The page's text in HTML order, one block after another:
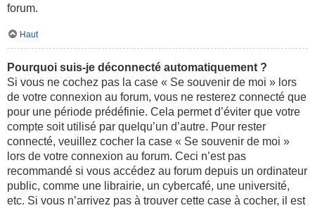
forum.
Haut
Pourquoi suis-je déconnecté automatiquement ?
Si vous ne cochez pas la case « Se souvenir de moi » lors
de votre connexion au forum, vous ne resterez connecté que
pour une période prédéfinie. Cela permet d’éviter que votre
compte soit utilisé par quelqu’un d’autre. Pour rester
connecté, veuillez cocher la case « Se souvenir de moi »
lors de votre connexion au forum. Ceci n’est pas
recommandé si vous accédez au forum depuis un ordinateur
public, comme une librairie, un cybercafé, une université,
etc. Si vous n’arrivez pas à trouver cette case à cocher, il est